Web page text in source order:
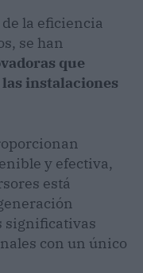
la eficiencia
se han
que
instalaciones
y efectiva,
está
significativas
con un único